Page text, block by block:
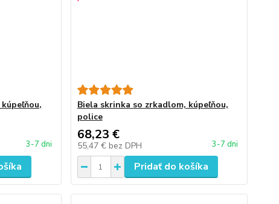
3-7 dni
Biela skrinka so zrkadlom, kúpeľňou,
police
68,23 €
55,47 € bez DPH 3-7 dni
Pridať do košíka